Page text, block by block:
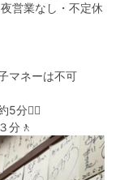
営業なし・不定休
マネーは不可
5分🚶‍♀️
分🚶